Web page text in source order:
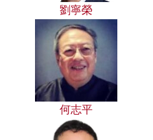
劉寧榮
何志平